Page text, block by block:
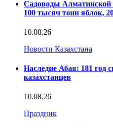
Садоводы Алматинской
100 тысяч тонн яблок,
10.08.26
Новости Казахстана
Наследие Абая: 181 год
казахстанцев
10.08.26
Праздник